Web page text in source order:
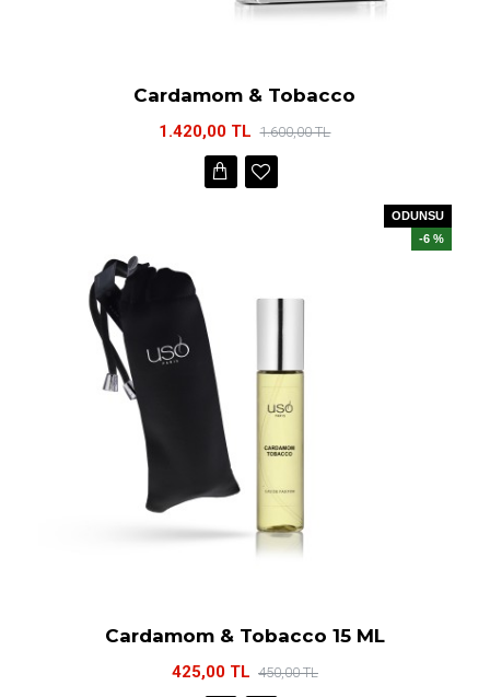
Cardamom & Tobacco
1.420,00 TL 1.600,00 TL
ODUNSU
-6 %
Cardamom & Tobacco 15 ML
425,00 TL 450,00 TL